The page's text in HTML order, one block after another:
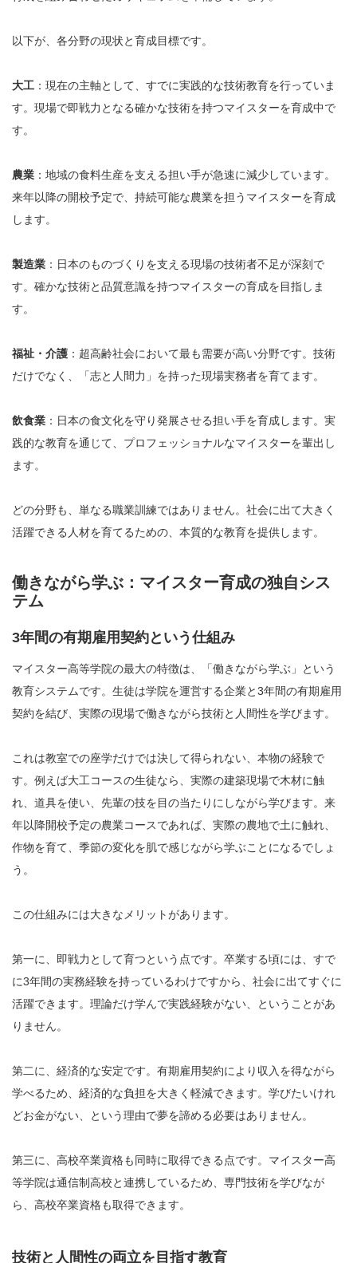
以下が、各分野の現状と育成目標です。
大工 ：現在の主軸として、すでに実践的な技術教育を行っていま
す。現場で即戦力となる確かな技術を持つマイスターを育成中で
す。
農業 ：地域の食料生産を支える担い手が急速に減少しています。
来年以降の開校予定で、持続可能な農業を担うマイスターを育成
します。
製造業 ：日本のものづくりを支える現場の技術者不足が深刻で
す。確かな技術と品質意識を持つマイスターの育成を目指しま
す。
福祉・介護 ：超高齢社会において最も需要が高い分野です。技術
だけでなく、「志と人間力」を持った現場実務者を育てます。
飲食業 ：日本の食文化を守り発展させる担い手を育成します。実
践的な教育を通じて、プロフェッショナルなマイスターを輩出し
ます。
どの分野も、単なる職業訓練ではありません。社会に出て大きく
活躍できる人材を育てるための、本質的な教育を提供します。
働きながら学ぶ：マイスター育成の独自シス
テム
3年間の有期雇用契約という仕組み
マイスター高等学院の最大の特徴は、「働きながら学ぶ」という
教育システムです。生徒は学院を運営する企業と3年間の有期雇用
契約を結び、実際の現場で働きながら技術と人間性を学びます。
これは教室での座学だけでは決して得られない、本物の経験で
す。例えば大工コースの生徒なら、実際の建築現場で木材に触
れ、道具を使い、先輩の技を目の当たりにしながら学びます。来
年以降開校予定の農業コースであれば、実際の農地で土に触れ、
作物を育て、季節の変化を肌で感じながら学ぶことになるでしょ
う。
この仕組みには大きなメリットがあります。
第一に、即戦力として育つという点です。卒業する頃には、すで
に3年間の実務経験を持っているわけですから、社会に出てすぐに
活躍できます。理論だけ学んで実践経験がない、ということがあ
りません。
第二に、経済的な安定です。有期雇用契約により収入を得ながら
学べるため、経済的な負担を大きく軽減できます。学びたいけれ
どお金がない、という理由で夢を諦める必要はありません。
第三に、高校卒業資格も同時に取得できる点です。マイスター高
等学院は通信制高校と連携しているため、専門技術を学びなが
ら、高校卒業資格も取得できます。
技術と人間性の両立を目指す教育